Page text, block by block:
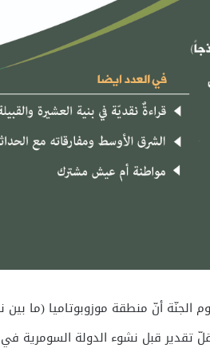
الجنّة أنّ منطقة موزوبوتاميا (ما
قبل نشوء الدولة السومرية في